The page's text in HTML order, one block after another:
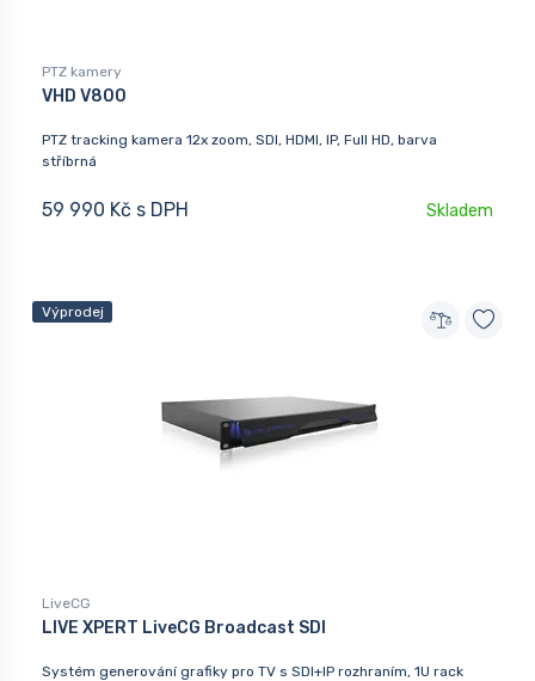
PTZ kamery
VHD V800
PTZ tracking kamera 12x zoom, SDI, HDMI, IP, Full HD, barva
stříbrná
59 990 Kč s DPH Skladem
Výprodej
LiveCG
LIVE XPERT LiveCG Broadcast SDI
Systém generování grafiky pro TV s SDI+IP rozhraním, 1U rack